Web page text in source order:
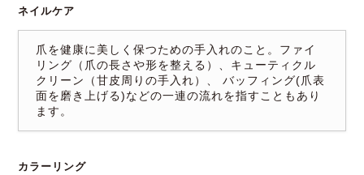
ネイルケア
爪を健康に美しく保つための手入れのこと。ファイ
リング（爪の長さや形を整える）、キューティクル
クリーン（甘皮周りの手入れ）、 バッフィング(爪表
面を磨き上げる)などの一連の流れを指すこともあり
ます。
カラーリング